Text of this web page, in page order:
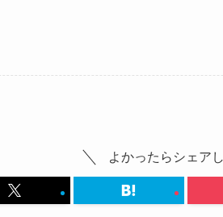
よかったらシェア